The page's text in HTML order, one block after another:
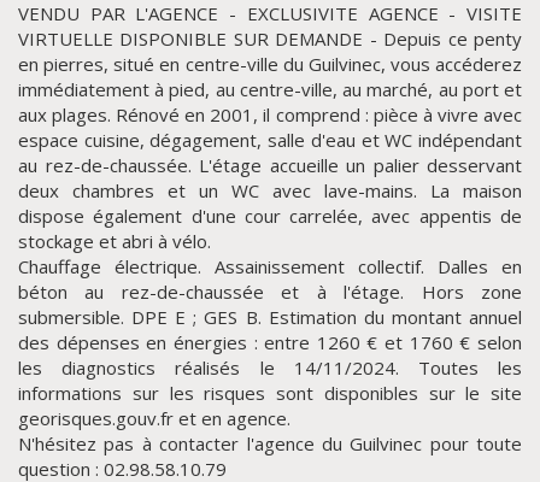
CLIQUER ICI POUR AGRANDIR
VENDU PAR L'AGENCE - EXCLUSIVITE AGENCE - VISITE
VIRTUELLE DISPONIBLE SUR DEMANDE - Depuis ce penty
en pierres, situé en centre-ville du Guilvinec, vous accéderez
immédiatement à pied, au centre-ville, au marché, au port et
aux plages. Rénové en 2001, il comprend : pièce à vivre avec
espace cuisine, dégagement, salle d'eau et WC indépendant
au rez-de-chaussée. L'étage accueille un palier desservant
deux chambres et un WC avec lave-mains. La maison
dispose également d'une cour carrelée, avec appentis de
stockage et abri à vélo.
Chauffage électrique. Assainissement collectif. Dalles en
béton au rez-de-chaussée et à l'étage. Hors zone
submersible. DPE E ; GES B. Estimation du montant annuel
des dépenses en énergies : entre 1260 € et 1760 € selon
les diagnostics réalisés le 14/11/2024. Toutes les
informations sur les risques sont disponibles sur le site
georisques.gouv.fr et en agence.
N'hésitez pas à contacter l'agence du Guilvinec pour toute
question : 02.98.58.10.79